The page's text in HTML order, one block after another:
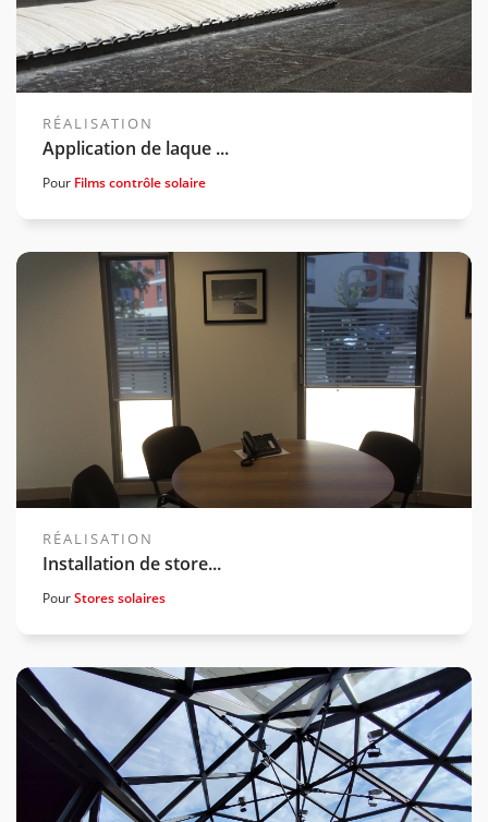
RÉALISATION
Application de laque ...
Pour Films contrôle solaire
Voir la gamme associée
RÉALISATION
Installation de store...
PourStores solaires
Voir la gamme associée